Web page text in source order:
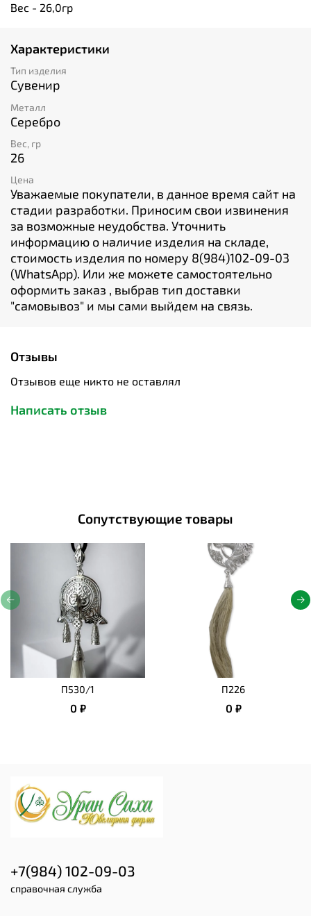
Вес - 26,0гр
Характеристики
Тип изделия
Сувенир
Металл
Серебро
Вес, гр
26
Цена
Уважаемые покупатели, в данное время сайт на
стадии разработки. Приносим свои извинения
за возможные неудобства. Уточнить
информацию о наличие изделия на складе,
стоимость изделия по номеру 8(984)102-09-03
(WhatsApp). Или же можете самостоятельно
оформить заказ , выбрав тип доставки
"cамовывоз" и мы сами выйдем на связь.
Отзывы
Отзывов еще никто не оставлял
Написать отзыв
Сопутствующие товары
П530/1
0 ₽
П226
0 ₽
+7(984) 102-09-03
справочная служба